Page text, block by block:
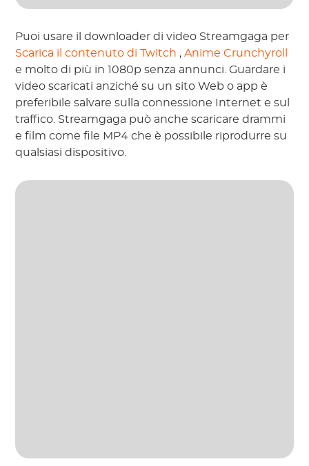
Puoi usare il downloader di video Streamgaga per
Scarica il contenuto di Twitch ,Anime Crunchyroll
e molto di più in 1080p senza annunci. Guardare i
video scaricati anziché su un sito Web o app è
preferibile salvare sulla connessione Internet e sul
traffico. Streamgaga può anche scaricare drammi
e film come file MP4 che è possibile riprodurre su
qualsiasi dispositivo.